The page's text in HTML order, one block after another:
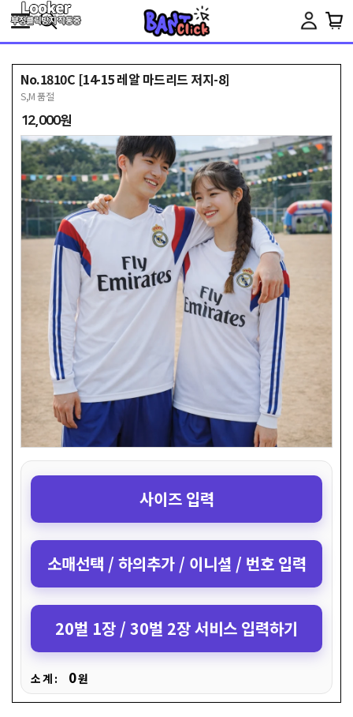
Toggle
No.1810C [14-15 레알 마드리드 저지-8]
S,M 품절
12,000원
사이즈 입력
소매선택 / 하의추가 / 이니셜 / 번호 입력
20벌 1장 / 30벌 2장 서비스 입력하기
소 계 : 0원